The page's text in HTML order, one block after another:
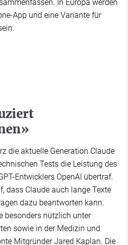
In Europa werden
App und eine Variante für
die aktuelle Generation Claude
Tests die Leistung des
Entwicklers OpenAI übertraf.
dass Claude auch lange Texte
dazu beantworten kann.
besonders nützlich unter
sowie in der Medizin und
Mitgründer Jared Kaplan. Die